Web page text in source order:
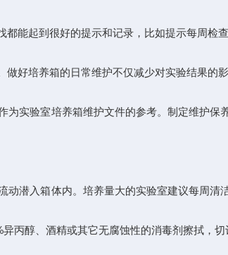
起到很好的提示和记录，比如提示每周检查
培养箱的日常维护不仅减少对实验结果的影
验室培养箱维护文件的参考。制定维护保
入箱体内。培养量大的实验室建议每周清
醇、酒精或其它无腐蚀性的消毒剂擦拭，